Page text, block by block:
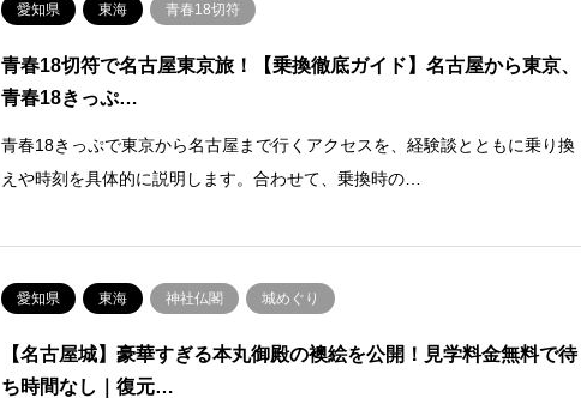
愛知県 東海 青春18切符
青春18切符で名古屋東京旅！【乗換徹底ガイド】名古屋から東京、
青春18きっぷ…
青春18きっぷで東京から名古屋まで行くアクセスを、経験談とともに乗り換
えや時刻を具体的に説明します。合わせて、乗換時の…
愛知県 東海 神社仏閣 城めぐり
【名古屋城】豪華すぎる本丸御殿の襖絵を公開！見学料金無料で待
ち時間なし｜復元…